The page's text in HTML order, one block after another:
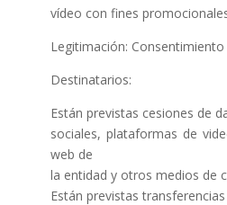
vídeo con fines
Legitimación:
Destinatarios:
Están previstas cesiones de
sociales, plataformas de
web de
la entidad y otros medios de
Están previstas